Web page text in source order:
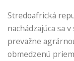
Stredoafrická
nachádzajúca sa
prevažne
obmedzenú